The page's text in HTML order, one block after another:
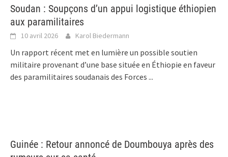
Soudan : Soupçons d’un appui logistique éthiopien
aux paramilitaires
10 avril 2026 Karol Biedermann
Un rapport récent met en lumière un possible soutien
militaire provenant d’une base située en Éthiopie en faveur
des paramilitaires soudanais des Forces ...
Guinée : Retour annoncé de Doumbouya après des